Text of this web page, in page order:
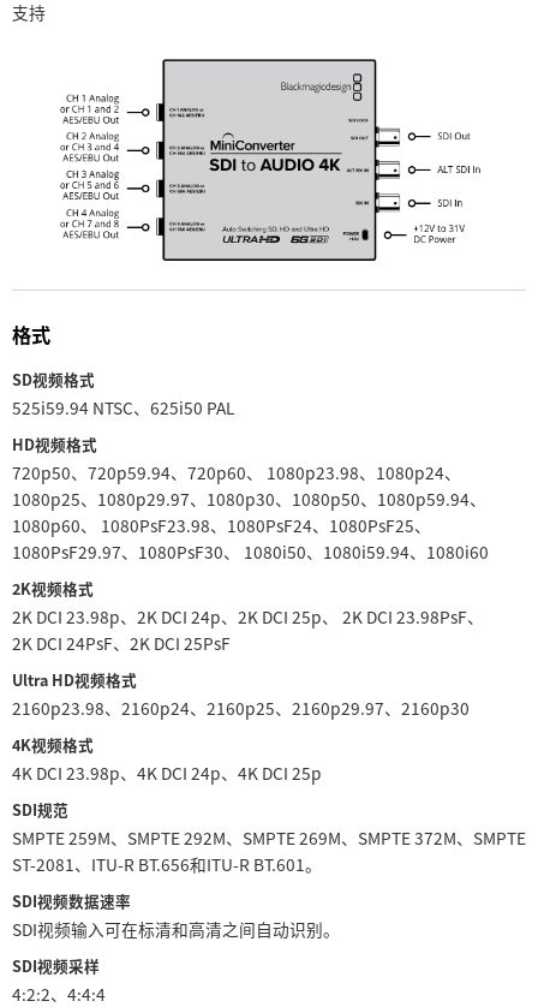
Ukraine
United Kingdom
United States
支持
格式
SD视频格式
525i59.94 NTSC、625i50 PAL
HD视频格式
720p50、720p59.94、720p60、 1080p23.98、1080p24、
1080p25、1080p29.97、1080p30、1080p50、1080p59.94、
1080p60、 1080PsF23.98、1080PsF24、1080PsF25、
1080PsF29.97、1080PsF30、 1080i50、1080i59.94、1080i60
2K视频格式
2K DCI 23.98p、2K DCI 24p、2K DCI 25p、 2K DCI 23.98PsF、
2K DCI 24PsF、2K DCI 25PsF
Ultra HD视频格式
2160p23.98、2160p24、2160p25、2160p29.97、2160p30
4K视频格式
4K DCI 23.98p、4K DCI 24p、4K DCI 25p
SDI规范
SMPTE 259M、SMPTE 292M、SMPTE 269M、SMPTE 372M、SMPTE
ST-2081、ITU-R BT.656和ITU-R BT.601。
SDI视频数据速率
SDI视频输入可在标清和高清之间自动识别。
SDI视频采样
4:2:2、4:4:4